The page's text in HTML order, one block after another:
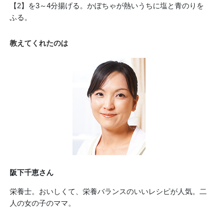
【2】を3～4分揚げる。かぼちゃが熱いうちに塩と青のりを
ふる。
教えてくれたのは
阪下千恵さん
栄養士。おいしくて、栄養バランスのいいレシピが人気。二
人の女の子のママ。